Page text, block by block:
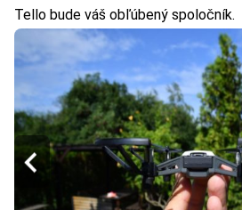
Tello bude váš obľúbený spoločník.